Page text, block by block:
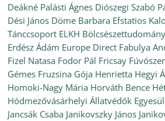
Deákné Palásti Ágnes Diószegi Szabó
Dési János Döme Barbara Efstatios
Tánccsoport ELKH
Erdész Ádám Europe Direct Fabulya
Fizel Natasa Fodor Pál Fricsay
Gémes Fruzsina Gója Henrietta Hegyi
Homoki-Nagy Mária Horváth Bence
Hódmezővásárhelyi Állatvédők
Jancsák Csaba Janikovszky János